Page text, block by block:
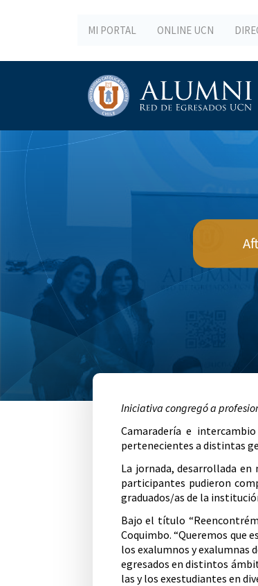
MI PORTAL ONLINE UCN
Iniciativa congregó a
Camaradería e
pertenecientes a distintas
La jornada, desarrollada
participantes pudieron
graduados/as de la
Bajo el título
Coquimbo. “Queremos que
los exalumnos y exalumnas
egresados en distintos
las y los exestudiantes en